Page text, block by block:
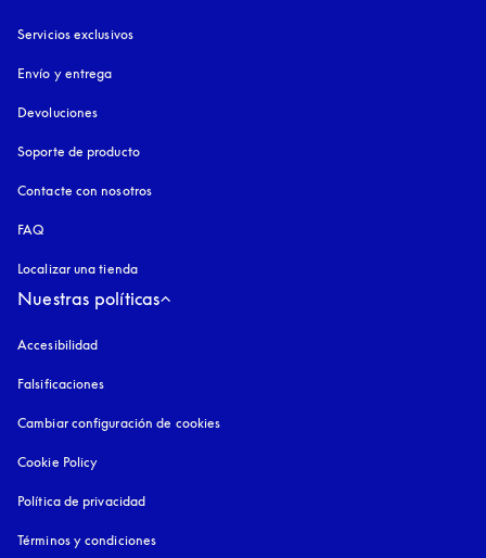
Servicios exclusivos
Envío y entrega
Devoluciones
Soporte de producto
Contacte con nosotros
FAQ
Localizar una tienda
Nuestras políticas
Accesibilidad
Falsificaciones
Cambiar configuración de cookies
Cookie Policy
Política de privacidad
Términos y condiciones